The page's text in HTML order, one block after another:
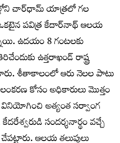
చార్‌ధామ్ యాత్రలో గల
ఒకటైన పవిత్ర కేదార్‌నాథ్ ఆలయ
ఉదయం 8 గంటలకు
ఉత్తరాఖండ్ రాష్ట్ర
శీతాకాలంలో ఆరు నెలల పాటు
కోసం అధికారులు మొత్తం
వినియోగించి అత్యంత సర్వాంగ
సందర్శనార్థం వచ్చే